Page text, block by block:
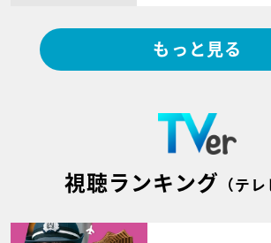
もっと見る
視聴ランキング （テ